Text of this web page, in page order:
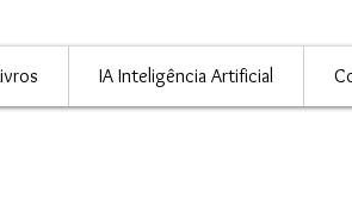
IA Inteligência Artificial